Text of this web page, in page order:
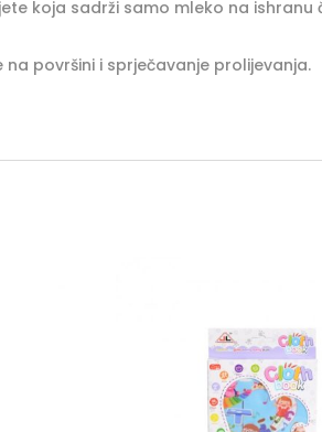
koja sadrži samo mleko na
površini i sprječavanje prolijevanja.